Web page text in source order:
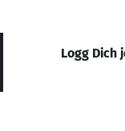
Logg Dich